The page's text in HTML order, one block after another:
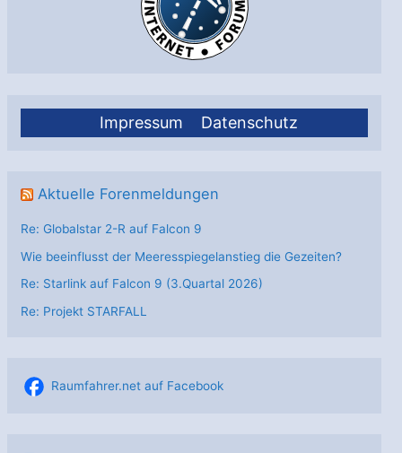
Impressum Datenschutz
Aktuelle Forenmeldungen
Re: Globalstar 2-R auf Falcon 9
Wie beeinflusst der Meeresspiegelanstieg die Gezeiten?
Re: Starlink auf Falcon 9 (3.Quartal 2026)
Re: Projekt STARFALL
Raumfahrer.net auf Facebook